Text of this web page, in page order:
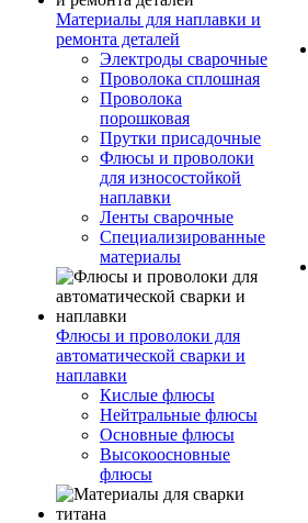
Материалы для наплавки и
ремонта деталей
Электроды сварочные
Проволока сплошная
Проволока
порошковая
Прутки присадочные
Флюсы и проволоки
для износостойкой
наплавки
Ленты сварочные
Специализированные
материалы
Флюсы и проволоки для
автоматической сварки и
наплавки
Кислые флюсы
Нейтральные флюсы
Основные флюсы
Высокоосновные
флюсы